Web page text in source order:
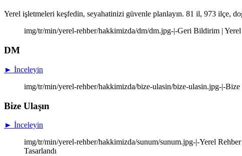
Yerel işletmeleri keşfedin, seyahatinizi güvenle planlayın. 81 il, 973 ilçe,
img/tr/min/yerel-rehber/hakkimizda/dm/dm.jpg-|-Geri Bildirim |
DM
► İnceleyin
img/tr/min/yerel-rehber/hakkimizda/bize-ulasin/bize-ulasin.jpg-|-Bize
Bize Ulaşın
► İnceleyin
img/tr/min/yerel-rehber/hakkimizda/sunum/sunum.jpg-|-Yerel
Tasarlandı